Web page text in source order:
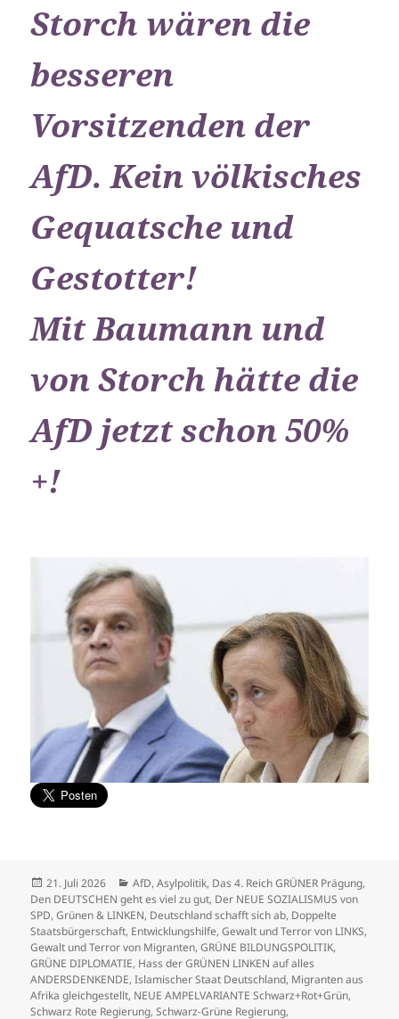
Storch wären die
besseren
Vorsitzenden der
AfD. Kein völkisches
Gequatsche und
Gestotter!
Mit Baumann und
von Storch hätte die
AfD jetzt schon 50%
+!
Veröffentlicht
am
21. Juli 2026 Kategorien
AfD,Asylpolitik, Das 4. Reich GRÜNER Prägung,
Den DEUTSCHEN geht es viel zu gut, Der NEUE SOZIALISMUS von
SPD, Grünen & LINKEN, Deutschland schafft sich ab, Doppelte
Staatsbürgerschaft, Entwicklungshilfe,Gewalt und Terror von LINKS,
Gewalt und Terror von Migranten,GRÜNE BILDUNGSPOLITIK,
GRÜNE DIPLOMATIE, Hass der GRÜNEN LINKEN auf alles
ANDERSDENKENDE,Islamischer Staat Deutschland, Migranten aus
Afrika gleichgestellt, NEUE AMPELVARIANTE Schwarz+Rot+Grün,
Schwarz Rote Regierung,Schwarz-Grüne Regierung,